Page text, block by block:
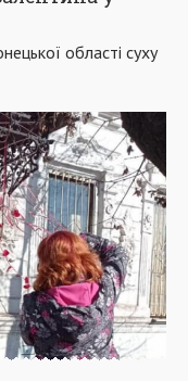
області суху